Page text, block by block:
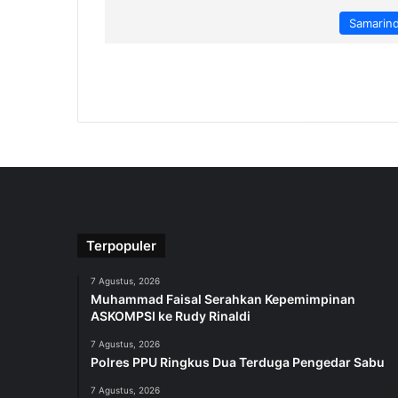
Terpopuler
7 Agustus, 2026
Muhammad Faisal Serahkan Kepemimpinan
ASKOMPSI ke Rudy Rinaldi
7 Agustus, 2026
Polres PPU Ringkus Dua Terduga Pengedar Sabu
7 Agustus, 2026